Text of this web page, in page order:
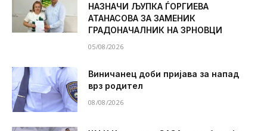
НАЗНАЧИ ЉУПКА ЃОРГИЕВА
АТАНАСОВА ЗА ЗАМЕНИК
ГРАДОНАЧАЛНИК НА ЗРНОВЦИ
05/08/2026
Виничанец доби пријава за напад
врз родител
08/08/2026